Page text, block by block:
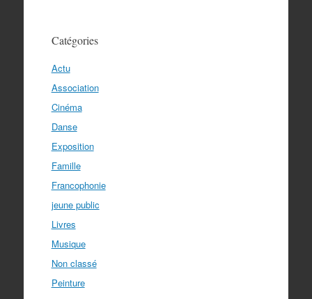
Catégories
Actu
Association
Cinéma
Danse
Exposition
Famille
Francophonie
jeune public
Livres
Musique
Non classé
Peinture